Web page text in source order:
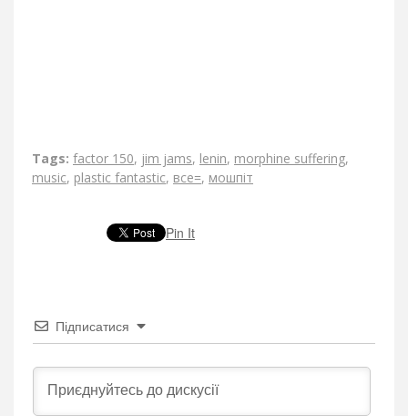
Tags: factor 150, jim jams, lenin, morphine suffering,
music, plastic fantastic, все=, мошпіт
Pin It
Підписатися